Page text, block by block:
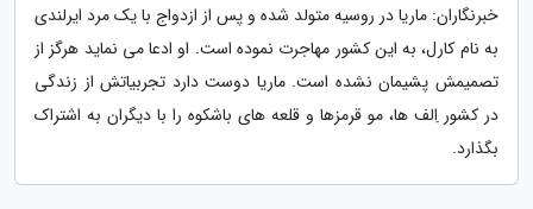
خبرنگاران: ماریا در روسیه متولد شده و پس از ازدواج با یک مرد ایرلندی
به نام کارل، به این کشور مهاجرت نموده است. او ادعا می نماید هرگز از
تصمیمش پشیمان نشده است. ماریا دوست دارد تجربیاتش از زندگی
در کشور اِلف ها، مو قرمزها و قلعه های باشکوه را با دیگران به اشتراک
بگذارد.